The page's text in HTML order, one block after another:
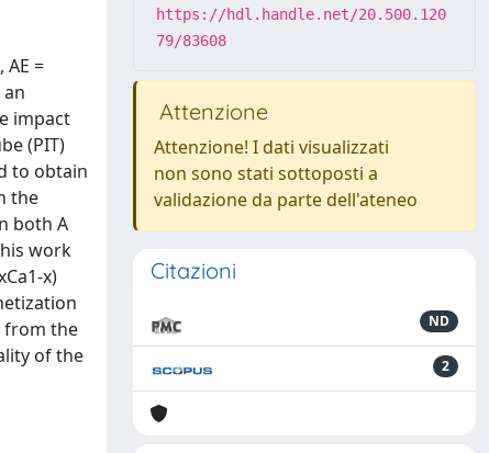
=
impact
(PIT)
to obtain
the
both A
work
x)
from the
of the
https://hdl.handle.net/20.500.120
79/83608
Attenzione
Attenzione! I dati visualizzati
non sono stati sottoposti a
validazione da parte dell'ateneo
Citazioni
ND
2